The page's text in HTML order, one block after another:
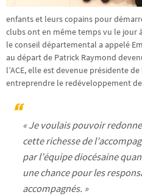
enfants et leurs copains pour
clubs ont en même temps vu le jour
le conseil départemental a appelé
au départ de Patrick Raymond
l’ACE, elle est devenue présidente de
entreprendre le redéveloppement de
«Je voulais pouvoir
cette richesse de
par l’équipe diocésaine
une chance pour les
accompagnés. »